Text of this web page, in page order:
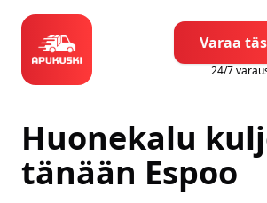
Varaa
24/7
Huonekalu
tänään Espoo